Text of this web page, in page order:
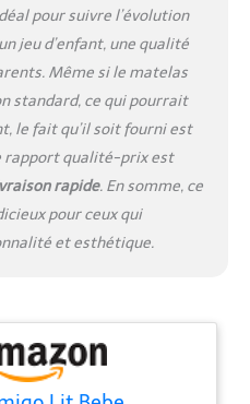
propose 8 niveaux de
de hauteur (17 cm à
cm). Il évolue avec la
de l'enfant pour
aux besoins à
âge. Cette alliance de
et de praticité
la vie des parents à
étape. 【Lit enfant
】 Intègre une
blanche utilisable
également
Bureau pour enfants
pour suivre l’évolution
jeu d’enfant, une qualité
Même si le matelas
standard, ce qui pourrait
le fait qu’il soit fourni est
rapport qualité-prix est
rapide. En somme, ce
pour ceux qui
et esthétique.